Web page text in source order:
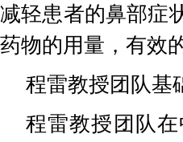
减轻患者的鼻部症
药物的用量，有效
程雷教授团队基
程雷教授团队